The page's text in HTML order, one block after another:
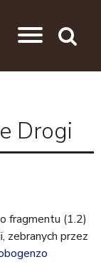
Drogi
fragmentu (1.2)
zebranych przez